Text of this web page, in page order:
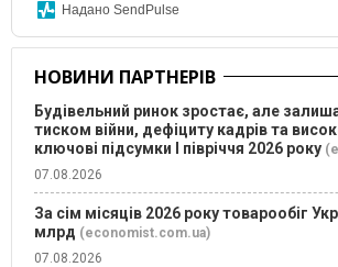
Надано SendPulse
НОВИНИ ПАРТНЕРІВ
Будівельний ринок зростає, але
тиском війни, дефіциту кадрів та
ключові підсумки І півріччя 2026 року
07.08.2026
За сім місяців 2026 року товарообіг
млрд (economist.com.ua)
07.08.2026